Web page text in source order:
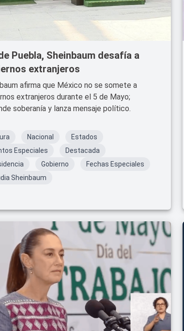
Puebla, Sheinbaum desafía a
extranjeros
afirma que México no se somete a
extranjeros durante el 5 de Mayo;
soberanía y lanza mensaje político.
Nacional
Estados
Especiales
Destacada
Gobierno
Fechas Especiales
Sheinbaum